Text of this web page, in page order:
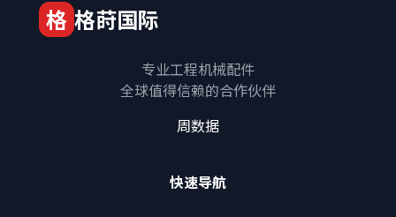
格 格莳国际
专业工程机械配件
全球值得信赖的合作伙伴
周数据
快速导航